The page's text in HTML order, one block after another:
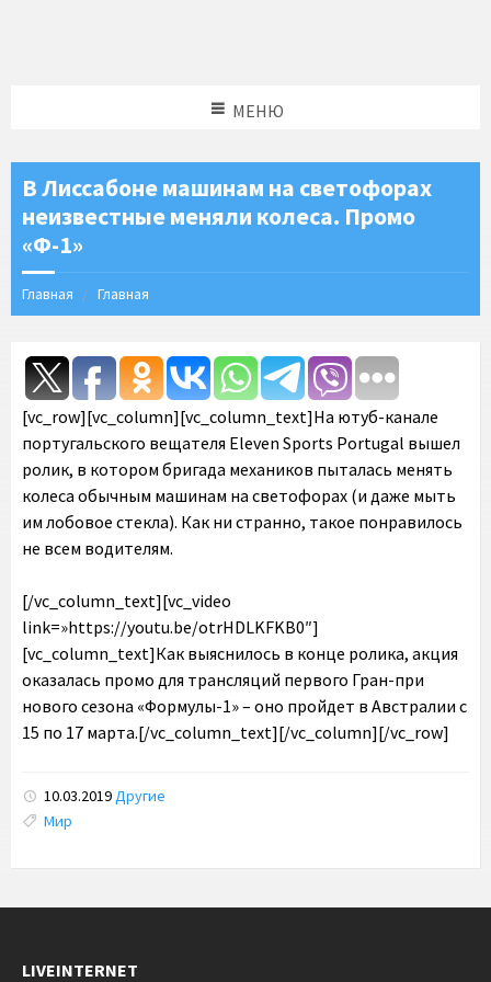
МЕНЮ
В Лиссабоне машинам на светофорах
неизвестные меняли колеса. Промо
«Ф-1»
Главная Главная
[vc_row][vc_column][vc_column_text]На ютуб-канале
португальского вещателя Eleven Sports Portugal вышел
ролик, в котором бригада механиков пыталась менять
колеса обычным машинам на светофорах (и даже мыть
им лобовое стекла). Как ни странно, такое понравилось
не всем водителям.
[/vc_column_text][vc_video
link=»https://youtu.be/otrHDLKFKB0″]
[vc_column_text]Как выяснилось в конце ролика, акция
оказалась промо для трансляций первого Гран-при
нового сезона «Формулы-1» – оно пройдет в Австралии с
15 по 17 марта.[/vc_column_text][/vc_column][/vc_row]
10.03.2019Другие
Tags:
Мир
LIVEINTERNET